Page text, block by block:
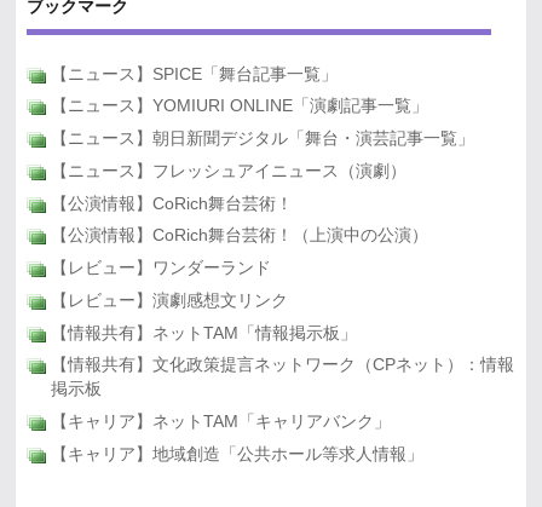
ブックマーク
【ニュース】SPICE「舞台記事一覧」
【ニュース】YOMIURI ONLINE「演劇記事一覧」
【ニュース】朝日新聞デジタル「舞台・演芸記事一覧」
【ニュース】フレッシュアイニュース（演劇）
【公演情報】CoRich舞台芸術！
【公演情報】CoRich舞台芸術！（上演中の公演）
【レビュー】ワンダーランド
【レビュー】演劇感想文リンク
【情報共有】ネットTAM「情報掲示板」
【情報共有】文化政策提言ネットワーク（CPネット）：情報
掲示板
【キャリア】ネットTAM「キャリアバンク」
【キャリア】地域創造「公共ホール等求人情報」